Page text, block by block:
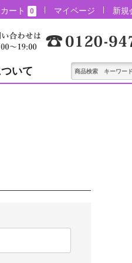
カート 0 マイページ 新規
いて